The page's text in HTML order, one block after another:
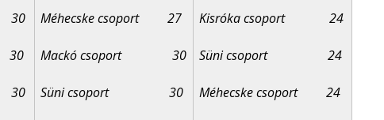
30
30
30
Méhecske csoport 27
Mackó csoport 30
Süni csoport 30
Kisróka csoport 24
Süni csoport 24
Méhecske csoport 24